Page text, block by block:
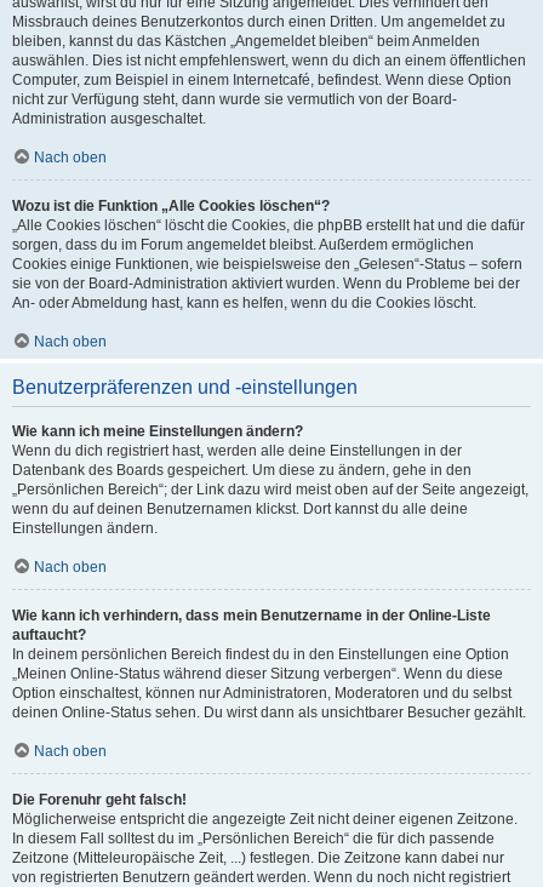
Missbrauch deines Benutzerkontos durch einen Dritten. Um angemeldet zu
bleiben, kannst du das Kästchen „Angemeldet bleiben“ beim Anmelden
auswählen. Dies ist nicht empfehlenswert, wenn du dich an einem öffentlichen
Computer, zum Beispiel in einem Internetcafé, befindest. Wenn diese Option
nicht zur Verfügung steht, dann wurde sie vermutlich von der Board-
Administration ausgeschaltet.
Nach oben
Wozu ist die Funktion „Alle Cookies löschen“?
„Alle Cookies löschen“ löscht die Cookies, die phpBB erstellt hat und die dafür
sorgen, dass du im Forum angemeldet bleibst. Außerdem ermöglichen
Cookies einige Funktionen, wie beispielsweise den „Gelesen“-Status – sofern
sie von der Board-Administration aktiviert wurden. Wenn du Probleme bei der
An- oder Abmeldung hast, kann es helfen, wenn du die Cookies löscht.
Nach oben
Benutzerpräferenzen und -einstellungen
Wie kann ich meine Einstellungen ändern?
Wenn du dich registriert hast, werden alle deine Einstellungen in der
Datenbank des Boards gespeichert. Um diese zu ändern, gehe in den
„Persönlichen Bereich“; der Link dazu wird meist oben auf der Seite angezeigt,
wenn du auf deinen Benutzernamen klickst. Dort kannst du alle deine
Einstellungen ändern.
Nach oben
Wie kann ich verhindern, dass mein Benutzername in der Online-Liste
auftaucht?
In deinem persönlichen Bereich findest du in den Einstellungen eine Option
„Meinen Online-Status während dieser Sitzung verbergen“. Wenn du diese
Option einschaltest, können nur Administratoren, Moderatoren und du selbst
deinen Online-Status sehen. Du wirst dann als unsichtbarer Besucher gezählt.
Nach oben
Die Forenuhr geht falsch!
Möglicherweise entspricht die angezeigte Zeit nicht deiner eigenen Zeitzone.
In diesem Fall solltest du im „Persönlichen Bereich“ die für dich passende
Zeitzone (Mitteleuropäische Zeit, ...) festlegen. Die Zeitzone kann dabei nur
von registrierten Benutzern geändert werden. Wenn du noch nicht registriert